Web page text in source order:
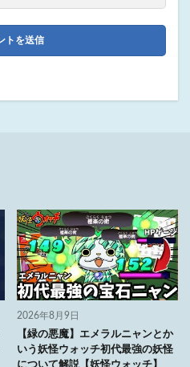
2026年8月9日
【緑の悪魔】エメラルニャンとか
いう妖怪ウォッチ初代最強の妖怪